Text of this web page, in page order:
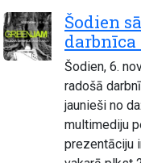
Šodien
darbnīca
Šodien, 6.
radošā
jaunieši no
multimediju
prezentāciju